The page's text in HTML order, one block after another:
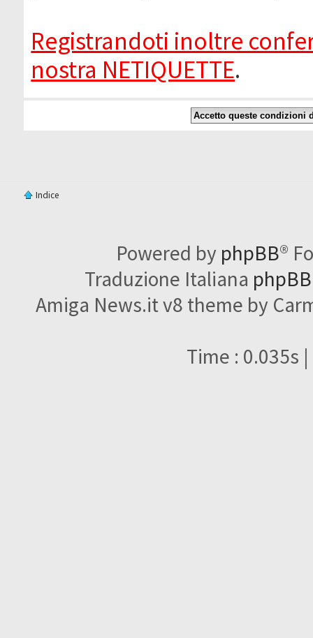
Registrandoti inoltre
nostra NETIQUETTE.
Indice
Powered by phpBB®
Traduzione Italiana
Amiga News.it v8 theme by
Time : 0.035s